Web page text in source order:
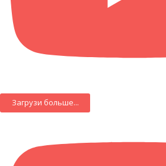
Загрузи больше...